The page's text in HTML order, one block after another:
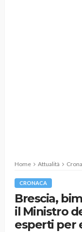
Home Attualità
CRONACA
Brescia,
il Ministro
esperti per